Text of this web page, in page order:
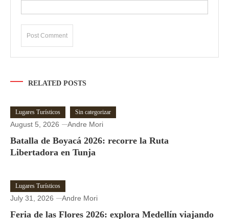
RELATED POSTS
Lugares Turísticos Sin categorizar
August 5, 2026 Andre Mori
Batalla de Boyacá 2026: recorre la Ruta
Libertadora en Tunja
Lugares Turísticos
July 31, 2026 Andre Mori
Feria de las Flores 2026: explora Medellín viajando